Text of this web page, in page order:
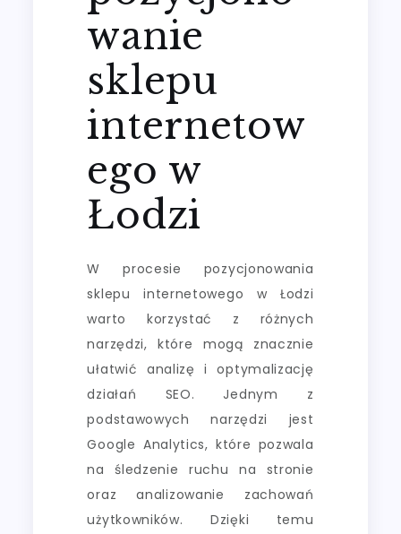
wanie
sklepu
internetow
ego w
Łodzi
W procesie pozycjonowania
sklepu internetowego w Łodzi
warto korzystać z różnych
narzędzi, które mogą znacznie
ułatwić analizę i optymalizację
działań SEO. Jednym z
podstawowych narzędzi jest
Google Analytics, które pozwala
na śledzenie ruchu na stronie
oraz analizowanie zachowań
użytkowników. Dzięki temu